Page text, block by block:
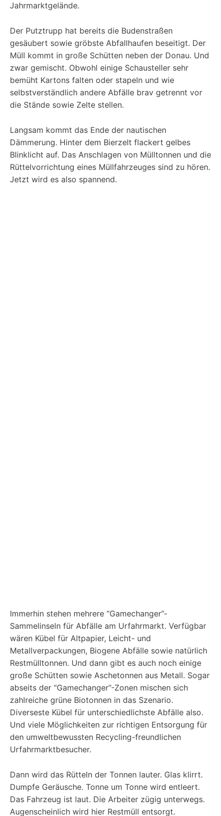
Jahrmarktgelände.
Der Putztrupp hat bereits die Budenstraßen
gesäubert sowie gröbste Abfallhaufen beseitigt. Der
Müll kommt in große Schütten neben der Donau. Und
zwar gemischt. Obwohl einige Schausteller sehr
bemüht Kartons falten oder stapeln und wie
selbstverständlich andere Abfälle brav getrennt vor
die Stände sowie Zelte stellen.
Langsam kommt das Ende der nautischen
Dämmerung. Hinter dem Bierzelt flackert gelbes
Blinklicht auf. Das Anschlagen von Mülltonnen und die
Rüttelvorrichtung eines Müllfahrzeuges sind zu hören.
Jetzt wird es also spannend.
Immerhin stehen mehrere “Gamechanger”-
Sammelinseln für Abfälle am Urfahrmarkt. Verfügbar
wären Kübel für Altpapier, Leicht- und
Metallverpackungen, Biogene Abfälle sowie natürlich
Restmülltonnen. Und dann gibt es auch noch einige
große Schütten sowie Aschetonnen aus Metall. Sogar
abseits der “Gamechanger”-Zonen mischen sich
zahlreiche grüne Biotonnen in das Szenario.
Diverseste Kübel für unterschiedlichste Abfälle also.
Und viele Möglichkeiten zur richtigen Entsorgung für
den umweltbewussten Recycling-freundlichen
Urfahrmarktbesucher.
Dann wird das Rütteln der Tonnen lauter. Glas klirrt.
Dumpfe Geräusche. Tonne um Tonne wird entleert.
Das Fahrzeug ist laut. Die Arbeiter zügig unterwegs.
Augenscheinlich wird hier Restmüll entsorgt.